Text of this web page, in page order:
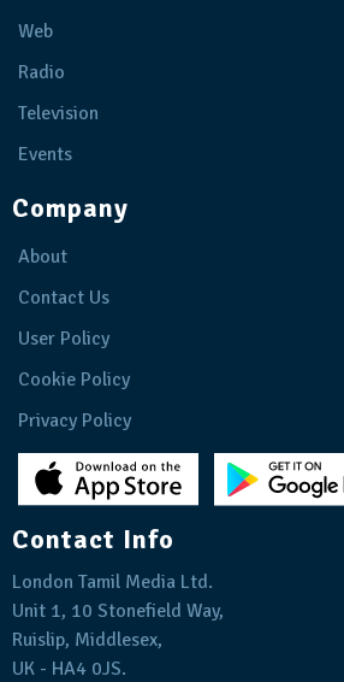
Web
Radio
Television
Events
Company
About
Contact Us
User Policy
Cookie Policy
Privacy Policy
Contact Info
London Tamil Media Ltd.
Unit 1, 10 Stonefield Way,
Ruislip, Middlesex,
UK - HA4 0JS.